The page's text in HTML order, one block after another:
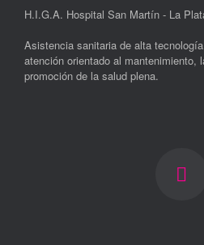
H.I.G.A. Hospital San Martín - La
Asistencia sanitaria de alta
atención orientado al mantenimiento,
promoción de la salud plena.